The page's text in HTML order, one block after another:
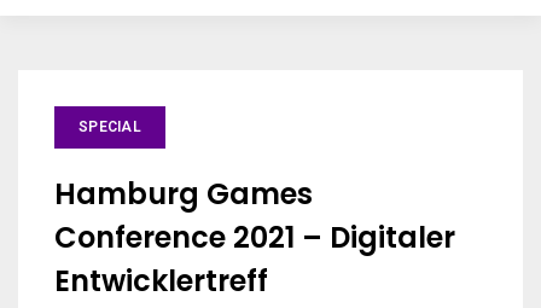
SPECIAL
Hamburg Games
Conference 2021 – Digitaler
Entwicklertreff